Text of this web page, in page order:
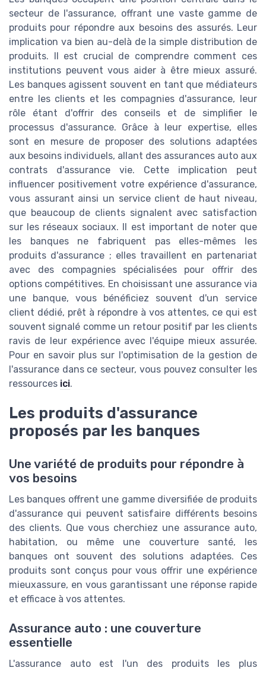
secteur de l'assurance, offrant une vaste gamme de
produits pour répondre aux besoins des assurés. Leur
implication va bien au-delà de la simple distribution de
produits. Il est crucial de comprendre comment ces
institutions peuvent vous aider à être mieux assuré.
Les banques agissent souvent en tant que médiateurs
entre les clients et les compagnies d'assurance, leur
rôle étant d'offrir des conseils et de simplifier le
processus d'assurance. Grâce à leur expertise, elles
sont en mesure de proposer des solutions adaptées
aux besoins individuels, allant des assurances auto aux
contrats d'assurance vie. Cette implication peut
influencer positivement votre expérience d'assurance,
vous assurant ainsi un service client de haut niveau,
que beaucoup de clients signalent avec satisfaction
sur les réseaux sociaux. Il est important de noter que
les banques ne fabriquent pas elles-mêmes les
produits d'assurance ; elles travaillent en partenariat
avec des compagnies spécialisées pour offrir des
options compétitives. En choisissant une assurance via
une banque, vous bénéficiez souvent d'un service
client dédié, prêt à répondre à vos attentes, ce qui est
souvent signalé comme un retour positif par les clients
ravis de leur expérience avec l'équipe mieux assurée.
Pour en savoir plus sur l'optimisation de la gestion de
l'assurance dans ce secteur, vous pouvez consulter les
ressources ici.
Les produits d'assurance
proposés par les banques
Une variété de produits pour répondre à
vos besoins
Les banques offrent une gamme diversifiée de produits
d'assurance qui peuvent satisfaire différents besoins
des clients. Que vous cherchiez une assurance auto,
habitation, ou même une couverture santé, les
banques ont souvent des solutions adaptées. Ces
produits sont conçus pour vous offrir une expérience
mieuxassure, en vous garantissant une réponse rapide
et efficace à vos attentes.
Assurance auto : une couverture
essentielle
L'assurance auto est l'un des produits les plus